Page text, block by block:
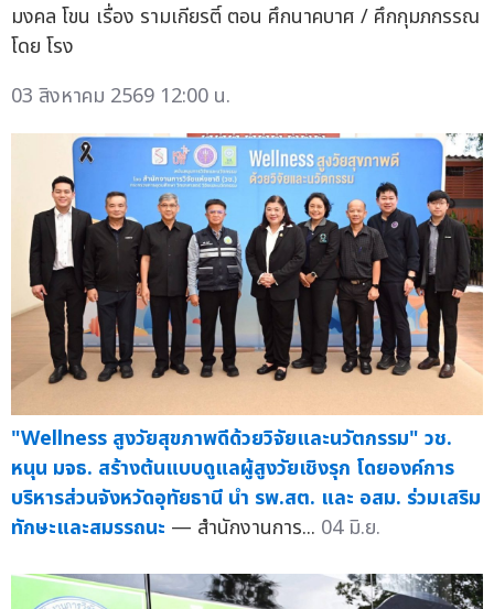
มงคล โขน เรื่อง รามเกียรติ์ ตอน ศึกนาคบาศ / ศึกกุมภกรรณ
โดย โรง
03 สิงหาคม 2569 12:00 น.
"Wellness สูงวัยสุขภาพดีด้วยวิจัยและนวัตกรรม" วช.
หนุน มจธ. สร้างต้นแบบดูแลผู้สูงวัยเชิงรุก โดยองค์การ
บริหารส่วนจังหวัดอุทัยธานี นำ รพ.สต. และ อสม. ร่วมเสริม
ทักษะและสมรรถนะ — สำนักงานการ... 04 มิ.ย.